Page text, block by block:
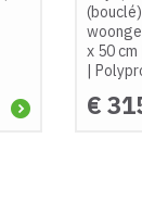
(bouclé)
x 50 cm
|
€